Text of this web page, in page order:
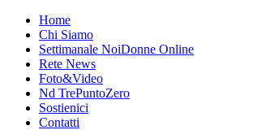
Home
Chi Siamo
Settimanale NoiDonne Online
Rete News
Foto&Video
Nd TrePuntoZero
Sostienici
Contatti